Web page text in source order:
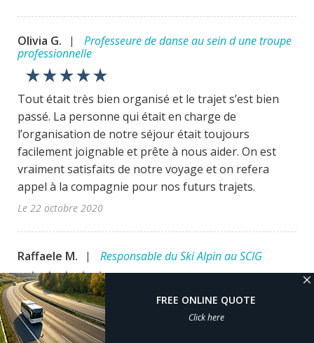
FREE ONLINE QUOTE
Click here
Olivia G. |
Professeure de danse au sein d une troupe
professionnelle
star_ratestar_ratestar_ratestar_ratestar_rate
Tout était très bien organisé et le trajet s’est bien
passé. La personne qui était en charge de
l’organisation de notre séjour était toujours
facilement joignable et prête à nous aider. On est
vraiment satisfaits de notre voyage et on refera
appel à la compagnie pour nos futurs trajets.
Le 22 octobre 2020
Raffaele M. | Responsable du Ski Alpin au SCIG
star_ratestar_ratestar_ratestar_ratestar_rate
Pour les sorties de l’école de ski du SKI CLUB
INTERNATIONAL DE GENEVE, nous effectuons tous
nos déplacements en autocar avec la compagnie